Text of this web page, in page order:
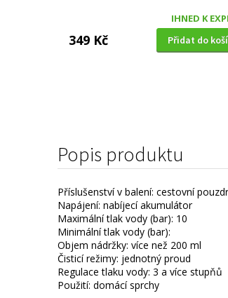
IHNED K
349 Kč Přidat do
Popis produktu
Příslušenství v balení: cestovní
Napájení: nabíjecí akumulátor
Maximální tlak vody (bar): 10
Minimální tlak vody (bar):
Objem nádržky: více než 200 ml
Čisticí režimy: jednotný proud
Regulace tlaku vody: 3 a více stupňů
Použití: domácí sprchy